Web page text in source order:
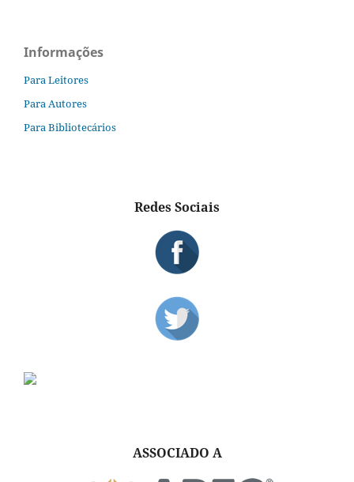
Informações
Para Leitores
Para Autores
Para Bibliotecários
Redes Sociais
ASSOCIADO A